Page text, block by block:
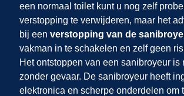
een normaal toilet kunt u nog zelf
verstopping te verwijderen, maar het
bij een verstopping van de
vakman in te schakelen en zelf geen
Het ontstoppen van een sanibroyeur is
zonder gevaar. De sanibroyeur heeft
elektronica en scherpe onderdelen om